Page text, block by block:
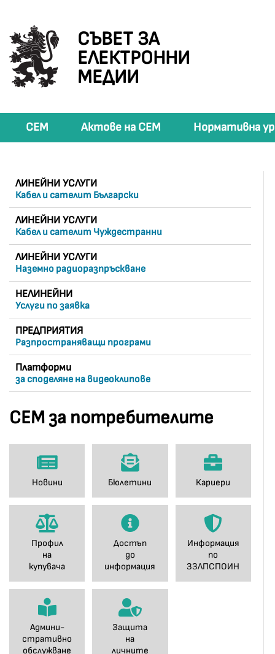
СЪВЕТ ЗА
ЕЛЕКТРОННИ
МЕДИИ
СЕМ Актове на СЕМ Нормативна
ЛИНЕЙНИ УСЛУГИ
Кабел и сателит Български
ЛИНЕЙНИ УСЛУГИ
Кабел и сателит Чуждестранни
ЛИНЕЙНИ УСЛУГИ
Наземно радиоразпръскване
НЕЛИНЕЙНИ
Услуги по заявка
ПРЕДПРИЯТИЯ
Разпространяващи програми
Платформи
за споделяне на видеоклипове
СЕМ за потребителите
Новини Бюлетини Кариери
Профил
на
купувача
Достъп
до
информация
Информация
по
ЗЗЛПСПОИН
Админи-
стративно
обслужване
Защита
на
личните